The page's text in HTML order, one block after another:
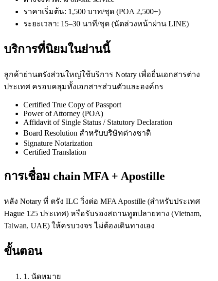
ราคาเริ่มต้น: 1,500 บาท/ชุด (POA 2,500+)
ระยะเวลา: 15–30 นาที/ชุด (นัดล่วงหน้าผ่าน LINE)
บริการที่นิยมในย่านนี้
ลูกค้าย่านตรังส่วนใหญ่ใช้บริการ Notary เพื่อยื่นเอกสารต่าง
ประเทศ ครอบคลุมทั้งเอกสารส่วนตัวและองค์กร
Certified True Copy of Passport
Power of Attorney (POA)
Affidavit of Single Status / Statutory Declaration
Board Resolution สำหรับบริษัทต่างชาติ
Signature Notarization
Certified Translation
การเชื่อม chain MFA + Apostille
หลัง Notary ที่ ตรัง ILC วิ่งต่อ MFA Apostille (สำหรับประเทศ
Hague 125 ประเทศ) หรือรับรองสถานทูตปลายทาง (Vietnam,
Taiwan, UAE) ให้ครบวงจร ไม่ต้องเดินทางเอง
ขั้นตอน
1. นัดหมาย